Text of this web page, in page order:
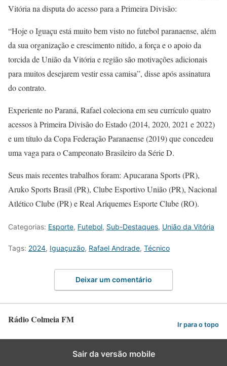
Vitória na disputa do acesso para a Primeira Divisão:
“Hoje o Iguaçu está muito bem visto no futebol paranaense, além
da sua organização e crescimento nítido, a força e o apoio da
torcida de União da Vitória e região são motivações adicionais
para muitos desejarem vestir essa camisa”, disse após assinatura
do contrato.
Experiente no Paraná, Rafael coleciona em seu currículo quatro
acessos à Primeira Divisão do Estado (2014, 2020, 2021 e 2022)
e um título da Copa Federação Paranaense (2019) que concedeu
uma vaga para o Campeonato Brasileiro da Série D.
Seus mais recentes trabalhos foram: Apucarana Sports (PR),
Aruko Sports Brasil (PR), Clube Esportivo União (PR), Nacional
Atlético Clube (PR) e Real Ariquemes Esporte Clube (RO).
Categorias: Esporte, Futebol, Sub-Destaques, União da Vitória
Tags: 2024, Iguaçuzão, Rafael Andrade, Técnico
Deixar um comentário
Rádio Colmeia FM Ir para o topo
Sair da versão mobile